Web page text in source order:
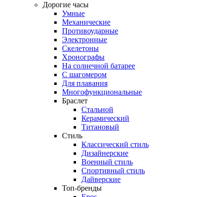
Дорогие часы
Умные
Механические
Противоударные
Электронные
Скелетоны
Хронографы
На солнечной батарее
С шагомером
Для плавания
Многофункциональные
Браслет
Стальной
Керамический
Титановый
Стиль
Классический стиль
Дизайнерские
Военный стиль
Спортивный стиль
Дайверские
Топ-бренды